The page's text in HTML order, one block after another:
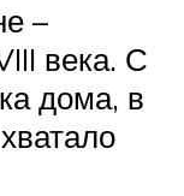
–
века. С
дома, в